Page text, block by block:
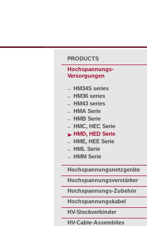
PRODUCTS
Hochspannungs-
Versorgungen
HM34S series
HM36 series
HM43 series
HMA Serie
HMB Serie
HMC, HEC Serie
HMD, HED Serie
HME, HEE Serie
HML Serie
HMM Serie
Hochspannungsnetzgeräte
Hochspannungsverstärker
Hochspannungs-Zubehör
Hochspannungskabel
HV-Steckverbinder
HV-Cable-Assemblies